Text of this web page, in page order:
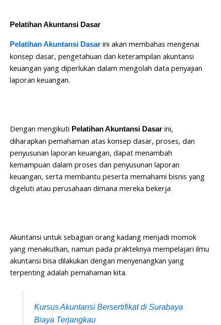
Pelatihan Akuntansi Dasar
Pelatihan Akuntansi Dasar ini akan membahas mengenai
konsep dasar, pengetahuan dan keterampilan akuntansi
keuangan yang diperlukan dalam mengolah data penyajian
laporan keuangan.
Dengan mengikuti Pelatihan Akuntansi Dasar ini,
diharapkan pemahaman atas konsep dasar, proses, dan
penyusunan laporan keuangan, dapat menambah
kemampuan dalam proses dan penyusunan laporan
keuangan, serta membantu peserta memahami bisnis yang
digeluti atau perusahaan dimana mereka bekerja
Akuntansi untuk sebagian orang kadang menjadi momok
yang menakutkan, namun pada prakteknya mempelajari ilmu
akuntansi bisa dilakukan dengan menyenangkan yang
terpenting adalah pemahaman kita.
Kursus Akuntansi Bersertifikat di Surabaya
Biaya Terjangkau